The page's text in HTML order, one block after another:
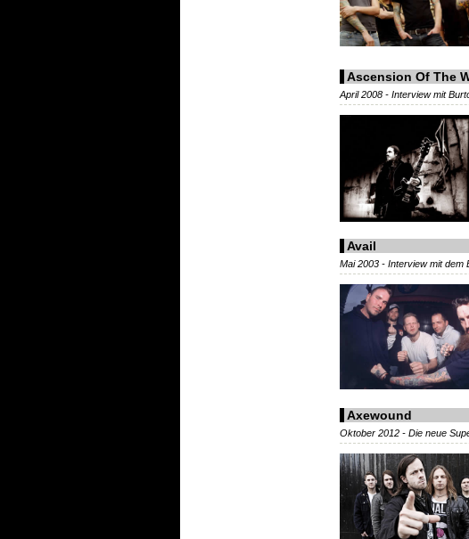
Ascension Of The
April 2008 - Interview mit
Avail
Mai 2003 - Interview mit dem
Axewound
Oktober 2012 - Die neue